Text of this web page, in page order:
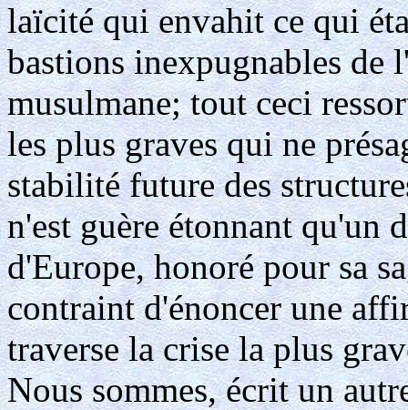
laïcité qui envahit ce qui
bastions inexpugnables de
musulmane; tout ceci
les plus graves qui ne
stabilité future des
n'est guère étonnant qu'un
d'Europe, honoré pour sa
contraint d'énoncer une
traverse la crise la plus
Nous sommes, écrit un